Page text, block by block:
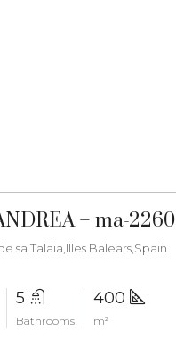
– ma-2260
sa Talaia,Illes Balears,Spain
5
Bathrooms
400
m²